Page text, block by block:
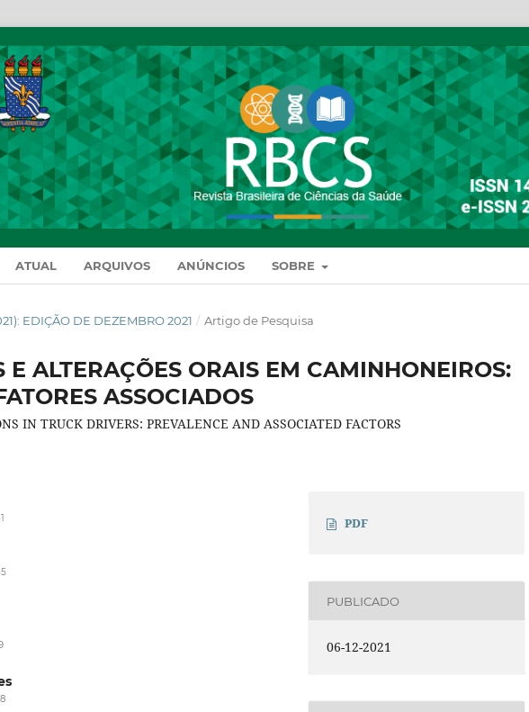
ATUAL ARQUIVOS ANÚNCIOS SOBRE
EDIÇÃO DE DEZEMBRO 2021 / Artigo de Pesquisa
E ALTERAÇÕES ORAIS EM CAMINHONEIROS:
ASSOCIADOS
IN TRUCK DRIVERS: PREVALENCE AND ASSOCIATED FACTORS
PDF
PUBLICADO
06-12-2021